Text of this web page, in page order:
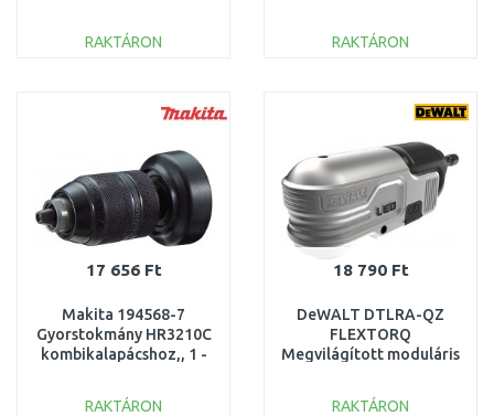
RAKTÁRON
Összehasonlítás
RAKTÁRON
Összehasonlítás
17 656 Ft
Makita 194568-7
Gyorstokmány HR3210C
kombikalapácshoz,, 1 -
RAKTÁRON
18 790 Ft
DeWALT DTLRA-QZ
FLEXTORQ
Megvilágított moduláris
rögzítőeszköz
RAKTÁRON